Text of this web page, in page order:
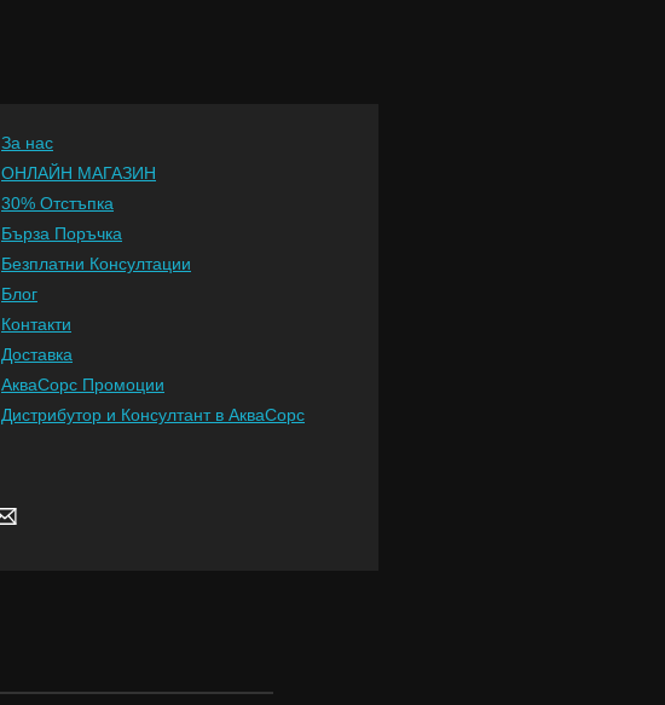
За нас
ОНЛАЙН МАГАЗИН
30% Отстъпка
Бърза Поръчка
Безплатни Консултации
Блог
Контакти
Доставка
АкваСорс Промоции
Дистрибутор и Консултант в АкваСорс